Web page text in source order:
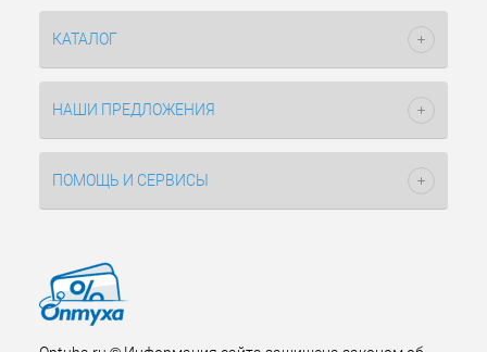
КАТАЛОГ
НАШИ ПРЕДЛОЖЕНИЯ
ПОМОЩЬ И СЕРВИСЫ